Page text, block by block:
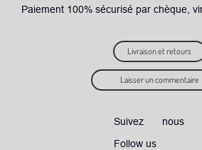
Paiement 100% sécurisé par chèque,
Livraison et retours
Laisser un commentaire
Suivez nous
Follow us